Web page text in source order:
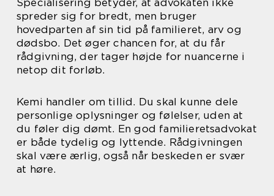
Specialisering betyder, at advokaten ikke
spreder sig for bredt, men bruger
hovedparten af sin tid på familieret, arv og
dødsbo. Det øger chancen for, at du får
rådgivning, der tager højde for nuancerne i
netop dit forløb.
Kemi handler om tillid. Du skal kunne dele
personlige oplysninger og følelser, uden at
du føler dig dømt. En god familieretsadvokat
er både tydelig og lyttende. Rådgivningen
skal være ærlig, også når beskeden er svær
at høre.